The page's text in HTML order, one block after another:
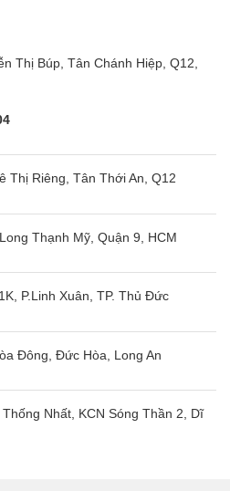
Thị Búp, Tân Chánh Hiệp, Q12,
Thị Riêng, Tân Thới An, Q12
Thạnh Mỹ, Quận 9, HCM
P.Linh Xuân, TP. Thủ Đức
Đông, Đức Hòa, Long An
Nhất, KCN Sóng Thần 2, Dĩ